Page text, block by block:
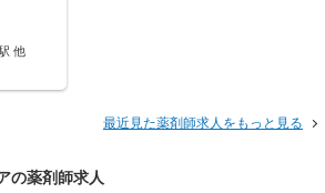
他
最近見た薬剤師求人をもっと見る
の薬剤師求人